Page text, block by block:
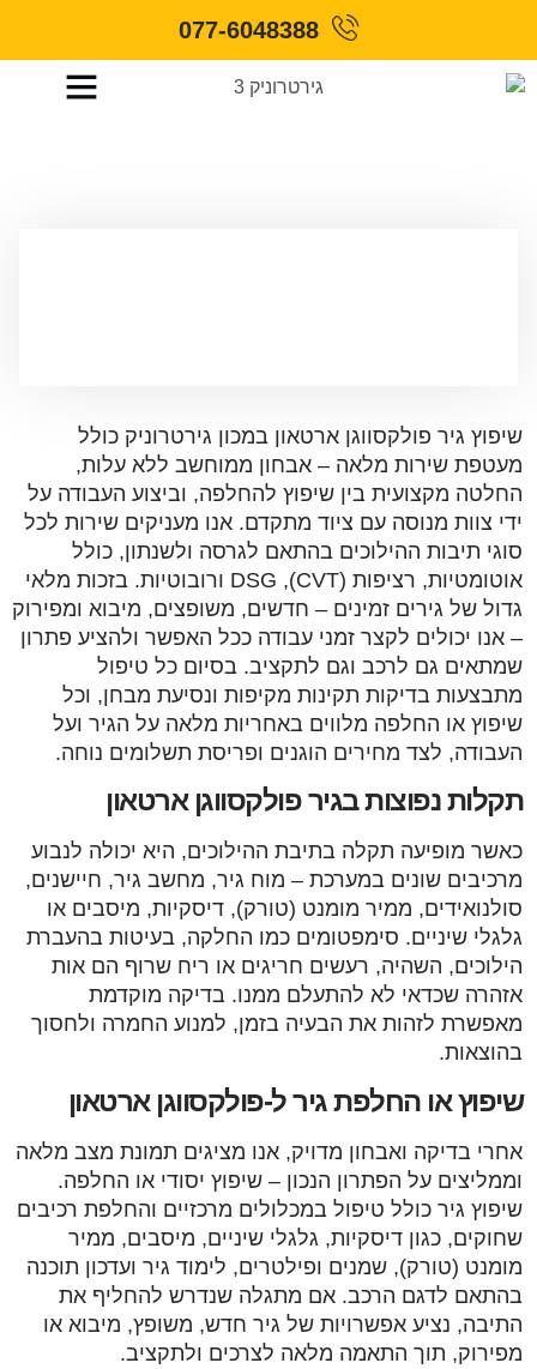
077-6048388
שיפוץ גיר פולקסווגן ארטאון במכון גירטרוניק כולל
מעטפת שירות מלאה – אבחון ממוחשב ללא עלות,
החלטה מקצועית בין שיפוץ להחלפה, וביצוע העבודה על
ידי צוות מנוסה עם ציוד מתקדם. אנו מעניקים שירות לכל
סוגי תיבות ההילוכים בהתאם לגרסה ולשנתון, כולל
אוטומטיות, רציפות (CVT), DSG ורובוטיות. בזכות מלאי
גדול של גירים זמינים – חדשים, משופצים, מיבוא ומפירוק
– אנו יכולים לקצר זמני עבודה ככל האפשר ולהציע פתרון
שמתאים גם לרכב וגם לתקציב. בסיום כל טיפול
מתבצעות בדיקות תקינות מקיפות ונסיעת מבחן, וכל
שיפוץ או החלפה מלווים באחריות מלאה על הגיר ועל
העבודה, לצד מחירים הוגנים ופריסת תשלומים נוחה.
תקלות נפוצות בגיר פולקסווגן ארטאון
כאשר מופיעה תקלה בתיבת ההילוכים, היא יכולה לנבוע
מרכיבים שונים במערכת – מוח גיר, מחשב גיר, חיישנים,
סולנואידים, ממיר מומנט (טורק), דיסקיות, מיסבים או
גלגלי שיניים. סימפטומים כמו החלקה, בעיטות בהעברת
הילוכים, השהיה, רעשים חריגים או ריח שרוף הם אות
אזהרה שכדאי לא להתעלם ממנו. בדיקה מוקדמת
מאפשרת לזהות את הבעיה בזמן, למנוע החמרה ולחסוך
בהוצאות.
שיפוץ או החלפת גיר ל-פולקסווגן ארטאון
אחרי בדיקה ואבחון מדויק, אנו מציגים תמונת מצב מלאה
וממליצים על הפתרון הנכון – שיפוץ יסודי או החלפה.
שיפוץ גיר כולל טיפול במכלולים מרכזיים והחלפת רכיבים
שחוקים, כגון דיסקיות, גלגלי שיניים, מיסבים, ממיר
מומנט (טורק), שמנים ופילטרים, לימוד גיר ועדכון תוכנה
בהתאם לדגם הרכב. אם מתגלה שנדרש להחליף את
התיבה, נציע אפשרויות של גיר חדש, משופץ, מיבוא או
מפירוק, תוך התאמה מלאה לצרכים ולתקציב.